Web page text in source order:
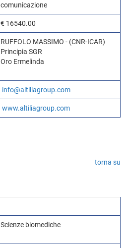
comunicazione
€ 16540.00
RUFFOLO MASSIMO - (CNR-ICAR)
Principia SGR
Oro Ermelinda
info@altiliagroup.com
www.altiliagroup.com
torna su
Scienze biomediche